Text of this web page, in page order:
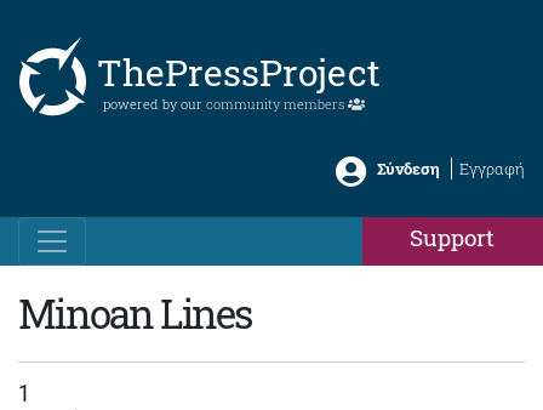
ThePressProject
powered by our community members
Σύνδεση Εγγραφή
Support
Minoan Lines
1